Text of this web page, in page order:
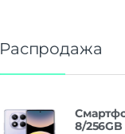
Распродажа
8/